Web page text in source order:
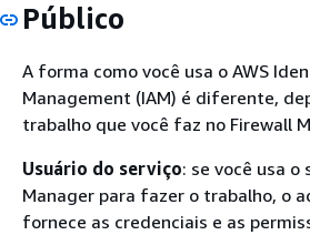
Público
A forma como você usa o AWS
Management (IAM) é diferente,
trabalho que você faz no Firewall
Usuário do serviço: se você usa o
Manager para fazer o trabalho, o
fornece as credenciais e as